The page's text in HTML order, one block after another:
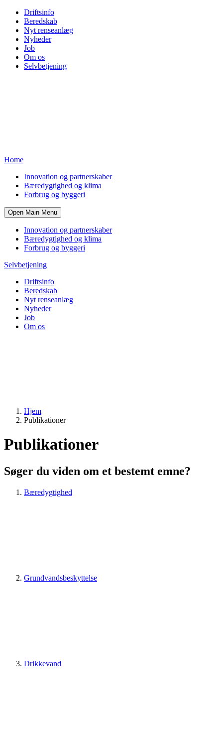
Driftsinfo
Beredskab
Nyt renseanlæg
Nyheder
Job
Om os
Selvbetjening
Home
Innovation og partnerskaber
Bæredygtighed og klima
Forbrug og byggeri
Open Main Menu
Innovation og partnerskaber
Bæredygtighed og klima
Forbrug og byggeri
Selvbetjening
Driftsinfo
Beredskab
Nyt renseanlæg
Nyheder
Job
Om os
Hjem
Publikationer
Publikationer
Søger du viden om et bestemt emne?
Bæredygtighed
Grundvandsbeskyttelse
Drikkevand